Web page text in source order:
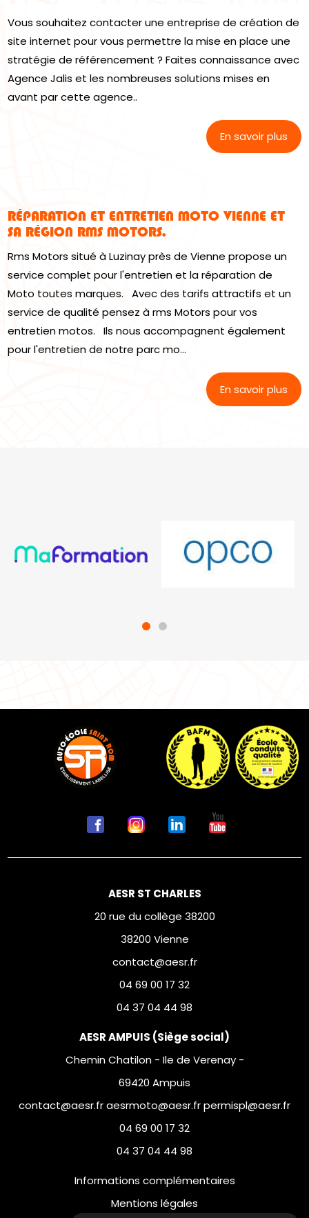
Vous souhaitez contacter une entreprise de création de
site internet pour vous permettre la mise en place une
stratégie de référencement ? Faites connaissance avec
Agence Jalis et les nombreuses solutions mises en
avant par cette agence..
En savoir plus
RÉPARATION ET ENTRETIEN MOTO VIENNE ET
SA RÉGION RMS MOTORS.
Rms Motors situé à Luzinay près de Vienne propose un
service complet pour l'entretien et la réparation de
Moto toutes marques. Avec des tarifs attractifs et un
service de qualité pensez à rms Motors pour vos
entretien motos. Ils nous accompagnent également
pour l'entretien de notre parc mo...
En savoir plus
AESR ST CHARLES
20 rue du collège 38200
38200 Vienne
contact@aesr.fr
04 69 00 17 32
04 37 04 44 98
AESR AMPUIS (Siège social)
Chemin Chatilon - Ile de Verenay -
69420 Ampuis
contact@aesr.fr aesrmoto@aesr.fr permispl@aesr.fr
04 69 00 17 32
04 37 04 44 98
Informations complémentaires
Mentions légales